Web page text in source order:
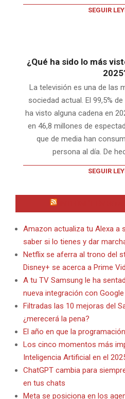
SEGUIR
¿Qué ha sido lo más
La televisión es una de las
sociedad actual. El 99,5%
ha visto alguna cadena en
en 46,8 millones de
que de media han
persona al día. De
SEGUIR
Amazon actualiza tu Alexa a
saber si lo tienes y dar
Netflix se aferra al trono del
Disney+ se acerca a Prime
A tu TV Samsung le ha
nueva integración con
Filtradas las 10 mejoras del
¿merecerá la pena?
El año en que la
Los cinco momentos más
Inteligencia Artificial en el
ChatGPT cambia para
en tus chats
Meta se posiciona en los